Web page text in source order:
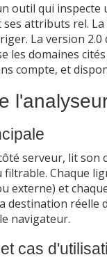
outil qui inspecte
attributs rel.
La version
les domaines
compte, et
serveur, lit
Chaque
externe) et
destination réelle
navigateur.
cas